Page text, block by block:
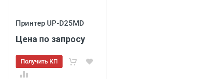
Принтер UP-D25MD
Цена по запросу
Получить КП